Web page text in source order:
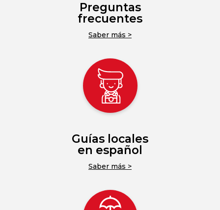
Preguntas
frecuentes
Saber más >
Guías locales
en español
Saber más >